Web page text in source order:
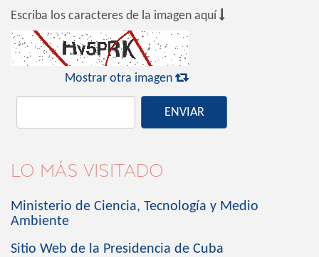
Escriba los caracteres de la imagen aquí 
Mostrar otra imagen 
ENVIAR
LO MÁS VISITADO
Ministerio de Ciencia, Tecnología y Medio
Ambiente
Sitio Web de la Presidencia de Cuba